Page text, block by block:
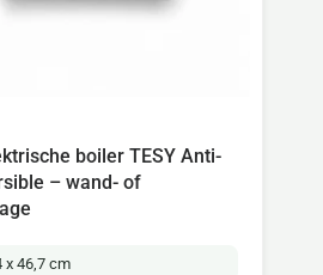
boiler TESY Anti-
– wand- of
x 46,7 cm